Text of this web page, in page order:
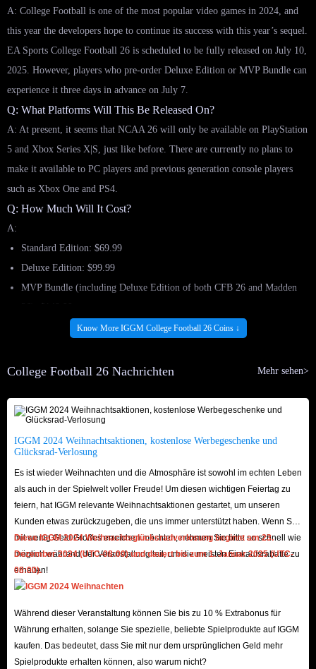
A: College Football is one of the most popular video games in 2024, and
this year the developers hope to continue its success with this year’s sequel.
EA Sports College Football 26 is scheduled to be fully released on July 10,
2025. However, players who pre-order Deluxe Edition or MVP Bundle can
experience it three days in advance on July 7.
Q: What Platforms Will This Be Released On?
A: At present, it seems that NCAA 26 will only be available on PlayStation
5 and Xbox Series X|S, just like before. There are currently no plans to
make it available to PC players and previous generation console players
such as Xbox One and PS4.
Q: How Much Will It Cost?
A:
Standard Edition: $69.99
Deluxe Edition: $99.99
MVP Bundle (including Deluxe Edition of both CFB 26 and Madden
26): $149.99
Q: What Are The Rewards For Different Versions?
who own last year’s game can enjoy discounts and gifts when pre-ordering,
benefits for each version:
1. Standard Edition Bonuses for Pre-ordering:
CUT All Hands Pack
Road to Glory Skill Points
2. Deluxe Edition Bonuses for Pre-ordering:
Advanced Access (Jul. 7-10)
4600 College Football Points
CUT Top Prospect Pack (requires pre-ordering before Jun. 19)
Road to Glory Skill Points
3. MVP Bundle Bonuses for Pre-ordering:
Know More IGGM College Football 26 Coins ↓
College Football 26 Nachrichten Mehr sehen>
IGGM 2024 Weihnachtsaktionen, kostenlose Werbegeschenke und
Glücksrad-Verlosung
Es ist wieder Weihnachten und die Atmosphäre ist sowohl im echten Leben
als auch in der Spielwelt voller Freude! Um diesen wichtigen Feiertag zu
feiern, hat IGGM relevante Weihnachtsaktionen gestartet, um unseren
Kunden etwas zurückzugeben, die uns immer unterstützt haben. Wenn Sie
mit wenig Geld Großes erreichen möchten, nehmen Sie bitte so schnell wie
möglich während der Veranstaltung teil, um die meisten Einkaufsrabatte zu
erhalten!
Diese IGGM 2024 Weihnachtsglücksradverlosung beginnt am 23.
Dezember 2024 (UTC-08:00) und dauert bis zum 1. Januar 2025 (UTC-
08:00).
Während dieser Veranstaltung können Sie bis zu 10 % Extrabonus für
Währung erhalten, solange Sie spezielle, beliebte Spielprodukte auf IGGM
kaufen. Das bedeutet, dass Sie mit nur dem ursprünglichen Geld mehr
Spielprodukte erhalten können, also warum nicht?